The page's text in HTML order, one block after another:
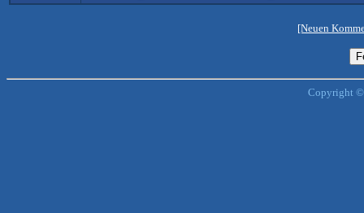
[Neuen
Copyright ©